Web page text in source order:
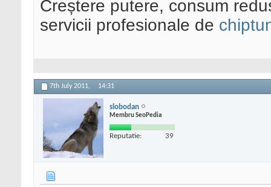
Creștere putere, consum
servicii profesionale de
7th July 2011, 14:31
slobodan
Membru SeoPedia
Reputatie: 39